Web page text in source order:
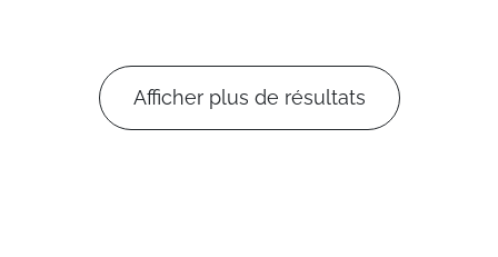
Afficher plus de résultats